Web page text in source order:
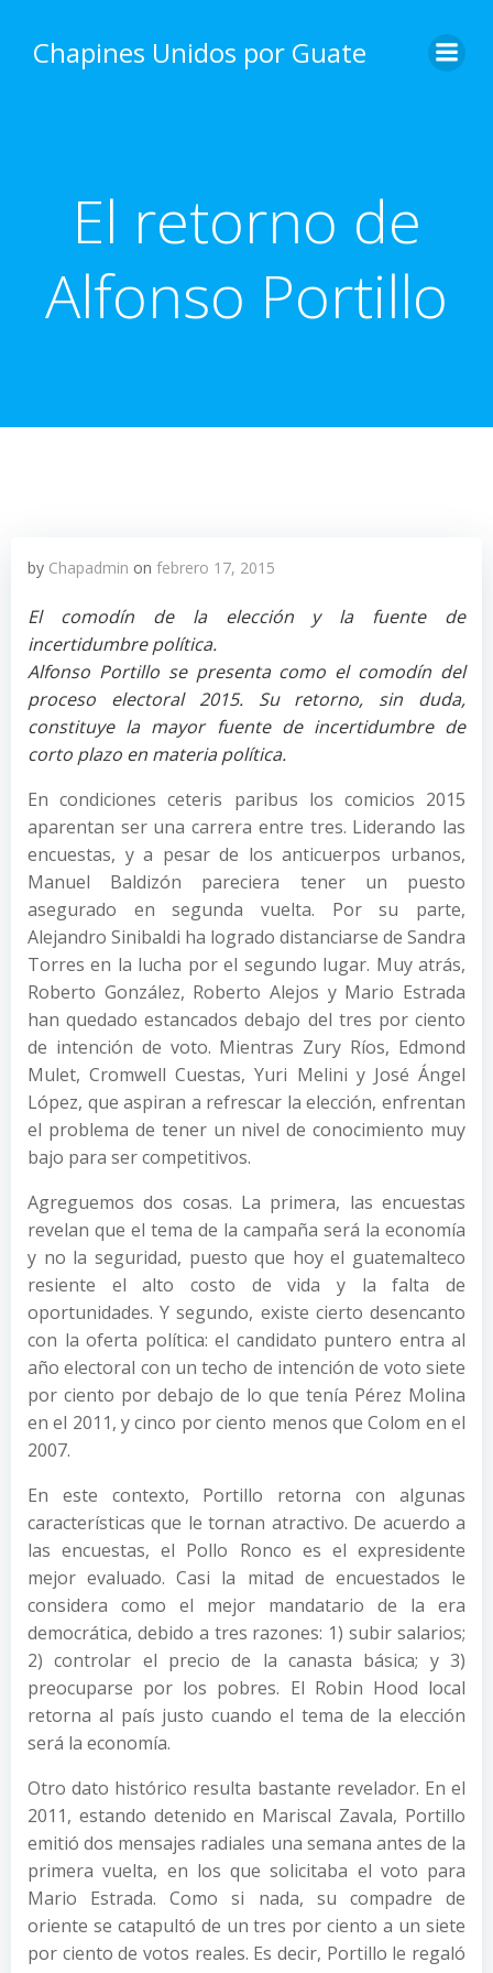
content
Chapines Unidos por Guate
El retorno de
Alfonso Portillo
by Chapadmin on febrero 17, 2015
El comodín de la elección y la fuente de
incertidumbre política.
Alfonso Portillo se presenta como el comodín del
proceso electoral 2015. Su retorno, sin duda,
constituye la mayor fuente de incertidumbre de
corto plazo en materia política.
En condiciones ceteris paribus los comicios 2015
aparentan ser una carrera entre tres. Liderando las
encuestas, y a pesar de los anticuerpos urbanos,
Manuel Baldizón pareciera tener un puesto
asegurado en segunda vuelta. Por su parte,
Alejandro Sinibaldi ha logrado distanciarse de Sandra
Torres en la lucha por el segundo lugar. Muy atrás,
Roberto González, Roberto Alejos y Mario Estrada
han quedado estancados debajo del tres por ciento
de intención de voto. Mientras Zury Ríos, Edmond
Mulet, Cromwell Cuestas, Yuri Melini y José Ángel
López, que aspiran a refrescar la elección, enfrentan
el problema de tener un nivel de conocimiento muy
bajo para ser competitivos.
Agreguemos dos cosas. La primera, las encuestas
revelan que el tema de la campaña será la economía
y no la seguridad, puesto que hoy el guatemalteco
resiente el alto costo de vida y la falta de
oportunidades. Y segundo, existe cierto desencanto
con la oferta política: el candidato puntero entra al
año electoral con un techo de intención de voto siete
por ciento por debajo de lo que tenía Pérez Molina
en el 2011, y cinco por ciento menos que Colom en el
2007.
En este contexto, Portillo retorna con algunas
características que le tornan atractivo. De acuerdo a
las encuestas, el Pollo Ronco es el expresidente
mejor evaluado. Casi la mitad de encuestados le
considera como el mejor mandatario de la era
democrática, debido a tres razones: 1) subir salarios;
2) controlar el precio de la canasta básica; y 3)
preocuparse por los pobres. El Robin Hood local
retorna al país justo cuando el tema de la elección
será la economía.
Otro dato histórico resulta bastante revelador. En el
2011, estando detenido en Mariscal Zavala, Portillo
emitió dos mensajes radiales una semana antes de la
primera vuelta, en los que solicitaba el voto para
Mario Estrada. Como si nada, su compadre de
oriente se catapultó de un tres por ciento a un siete
por ciento de votos reales. Es decir, Portillo le regaló